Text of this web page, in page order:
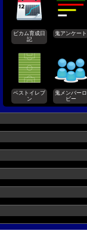
ビカム育成日
記
鬼アンケート
ベストイレブ
ン
鬼メンバーロ
ビー